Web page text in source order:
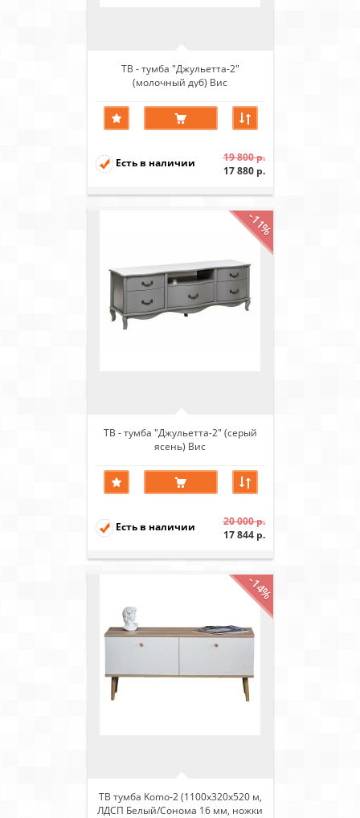
ТВ - тумба "Джульетта-2"
(молочный дуб) Вис
Есть в наличии
19 800 р.
17 880 р.
-11%
ТВ - тумба "Джульетта-2" (серый
ясень) Вис
Есть в наличии
20 000 р.
17 844 р.
-14%
ТВ тумба Komo-2 (1100х320х520 м,
ЛДСП Белый/Сонома 16 мм, ножки